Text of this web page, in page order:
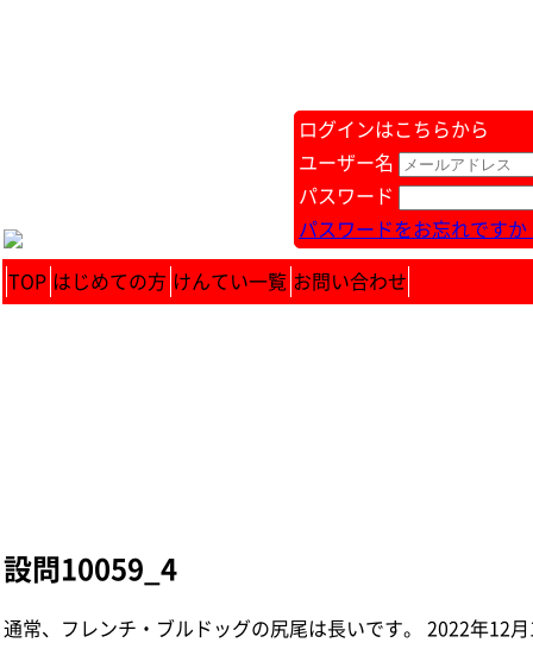
ログインはこちらから
ユーザー名
パスワード
パスワードをお忘れですか
TOP はじめての方 けんてい一覧 お問い合わせ
設問10059_4
通常、フレンチ・ブルドッグの尻尾は長いです。 2022年12